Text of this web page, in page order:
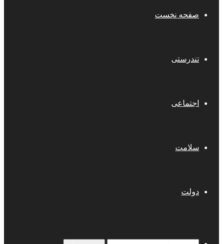
صفحه نخست
تندرستی
اجتماعی
سلامت
دولت